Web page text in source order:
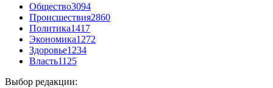
Общество3094
Происшествия2860
Политика1417
Экономика1272
Здоровье1234
Власть1125
Выбор редакции: